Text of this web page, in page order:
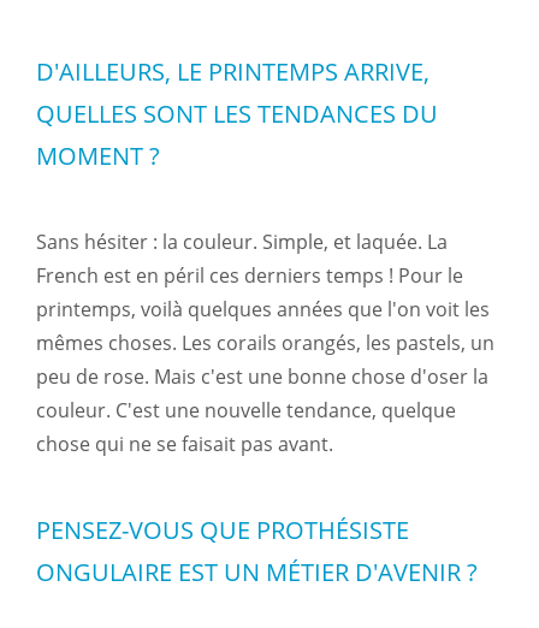
D'AILLEURS, LE PRINTEMPS ARRIVE,
QUELLES SONT LES TENDANCES DU
MOMENT ?
Sans hésiter : la couleur. Simple, et laquée. La
French est en péril ces derniers temps ! Pour le
printemps, voilà quelques années que l'on voit les
mêmes choses. Les corails orangés, les pastels, un
peu de rose. Mais c'est une bonne chose d'oser la
couleur. C'est une nouvelle tendance, quelque
chose qui ne se faisait pas avant.
PENSEZ-VOUS QUE PROTHÉSISTE
ONGULAIRE EST UN MÉTIER D'AVENIR ?